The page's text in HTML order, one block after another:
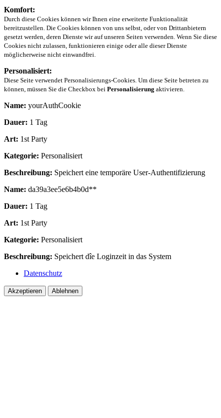
Komfort:
Durch diese Cookies können wir Ihnen eine erweiterte Funktionalität
bereitzustellen. Die Cookies können von uns selbst, oder von Drittanbietern
gesetzt werden, deren Dienste wir auf unseren Seiten verwenden. Wenn Sie diese
Cookies nicht zulassen, funktionieren einige oder alle dieser Dienste
möglicherweise nicht einwandfrei.
Personalisiert:
Diese Seite verwendet Personalisierungs-Cookies. Um diese Seite betreten zu
können, müssen Sie die Checkbox bei Personalisierung aktivieren.
Name: yourAuthCookie
Dauer: 1 Tag
Art: 1st Party
Kategorie: Personalisiert
Beschreibung: Speichert eine temporäre User-Authentifizierung
Name: da39a3ee5e6b4b0d**
Dauer: 1 Tag
Art: 1st Party
Kategorie: Personalisiert
Beschreibung: Speichert dîe Loginzeit in das System
Datenschutz
Akzeptieren Ablehnen